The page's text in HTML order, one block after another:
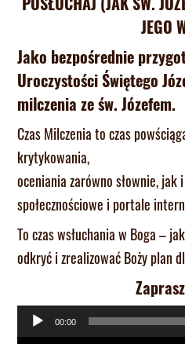
JEGO
Jako bezpośrednie
Uroczystości Świętego
milczenia ze św. Józefem.
Czas Milczenia to czas
krytykowania,
oceniania zarówno słownie, jak
społecznościowe i portale
To czas wsłuchania w Boga –
odkryć i zrealizować Boży plan
Odtwarzacz
plików
00:00